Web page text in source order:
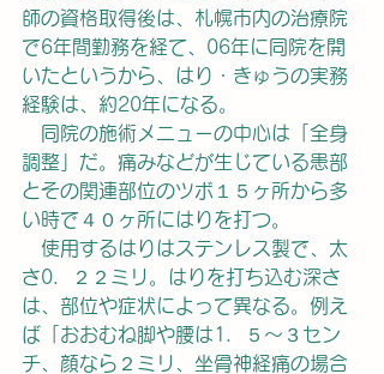
師の資格取得後は、札幌市内の治療院
で6年間勤務を経て、06年に同院を開
いたというから、はり・きゅうの実務
経験は、約20年になる。
同院の施術メニューの中心は「全身
調整」だ。痛みなどが生じている患部
とその関連部位のツボ１５ヶ所から多
い時で４０ヶ所にはりを打つ。
使用するはりはステンレス製で、太
さ0．２２ミリ。はりを打ち込む深さ
は、部位や症状によって異なる。例え
ば「おおむね脚や腰は1．５～３セン
チ、顔なら２ミリ、坐骨神経痛の場合